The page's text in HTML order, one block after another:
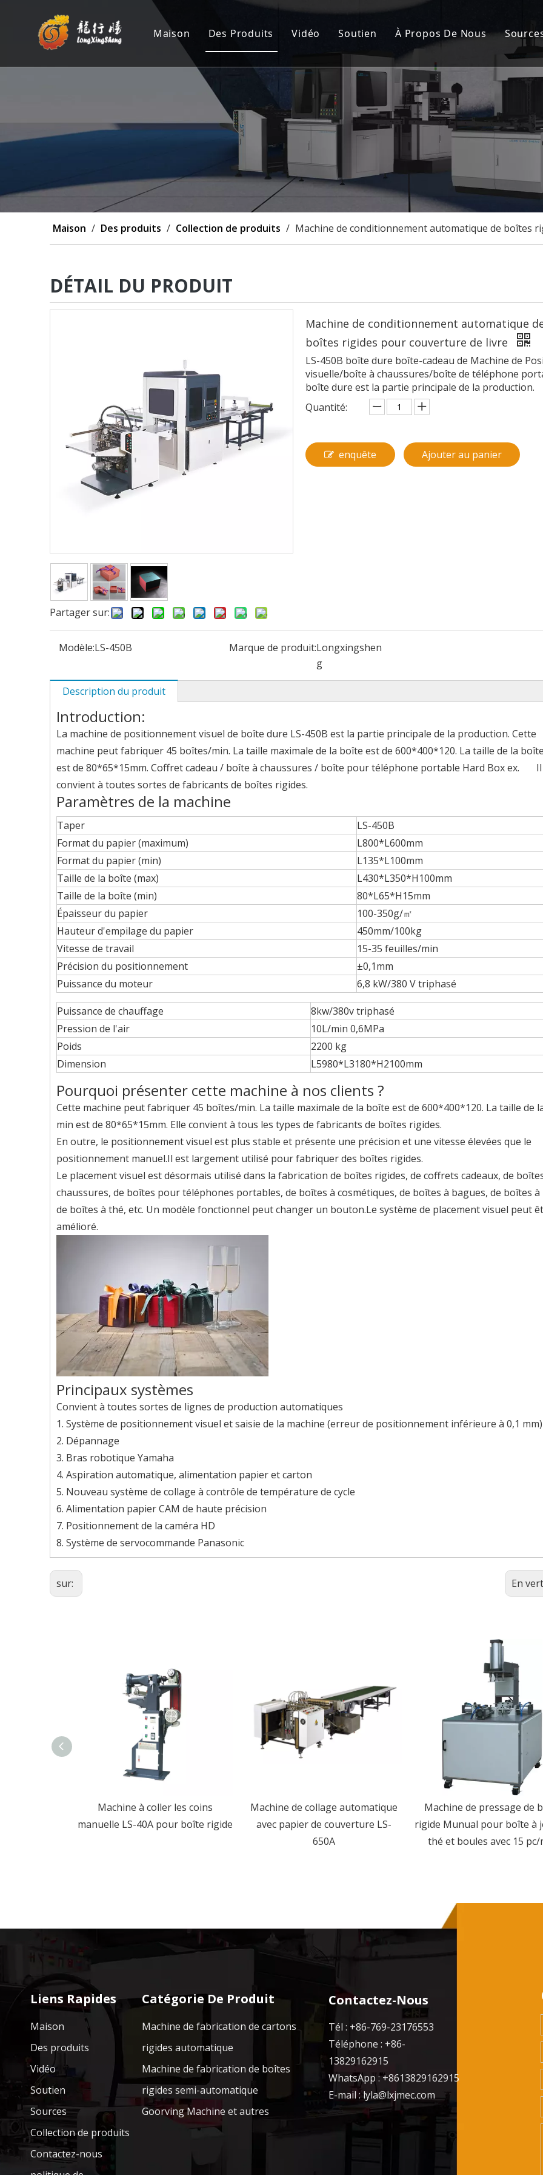
Maison
Des Produits
Machine de fabrication de cartons rigides automatique
Positionnement de la couverture rigide et de la boîte rigide
Machine de fabrication de boîtes rigides semi-automatique
Machine à rainurer
Personnalisation
Vidéo
Soutien
Service après-vente
FAQ
Cas
À Propos De Nous
Maison / Des produits / Collection de produits / Machine de conditionnement automatique de boîtes
DÉTAIL DU PRODUIT
Partager sur:
Machine de conditionnement automatique
boîtes rigides pour couverture de livre
LS-450B boîte dure boîte-cadeau de Machine de
visuelle/boîte à chaussures/boîte de téléphone
boîte dure est la partie principale de la production.
Quantité:
enquête Ajouter au panier
Modèle:LS-450B Marque de produit:Longxingshen
g
Description du produit
Introduction:
La machine de positionnement visuel de boîte dure LS-450B est la partie principale de la production. Cette
machine peut fabriquer 45 boîtes/min. La taille maximale de la boîte est de 600*400*120. La taille de la
est de 80*65*15mm. Coffret cadeau / boîte à chaussures / boîte pour téléphone portable Hard Box ex. Il
convient à toutes sortes de fabricants de boîtes rigides.
Paramètres de la machine
Taper
LS-450B
Format du papier (maximum)
L800*L600mm
Format du papier (min)
L135*L100mm
Taille de la boîte (max)
L430*L350*H100mm
Taille de la boîte (min)
80*L65*H15mm
Épaisseur du papier
100-350g/㎡
Hauteur d'empilage du papier
450mm/100kg
Vitesse de travail
15-35 feuilles/min
Précision du positionnement
±0,1mm
Puissance du moteur
6,8 kW/380 V triphasé
Puissance de chauffage
8kw/380v triphasé
Pression de l'air
10L/min 0,6MPa
Poids
2200 kg
Dimension
L5980*L3180*H2100mm
Pourquoi présenter cette machine à nos clients ?
Cette machine peut fabriquer 45 boîtes/min. La taille maximale de la boîte est de 600*400*120. La taille de
min est de 80*65*15mm. Elle convient à tous les types de fabricants de boîtes rigides.
En outre, le positionnement visuel est plus stable et présente une précision et une vitesse élevées que le
positionnement manuel.Il est largement utilisé pour fabriquer des boîtes rigides.
Le placement visuel est désormais utilisé dans la fabrication de boîtes rigides, de coffrets cadeaux, de
chaussures, de boîtes pour téléphones portables, de boîtes à cosmétiques, de boîtes à bagues, de boîtes à
de boîtes à thé, etc. Un modèle fonctionnel peut changer un bouton.Le système de placement visuel peut
amélioré.
Principaux systèmes
Convient à toutes sortes de lignes de production automatiques
1. Système de positionnement visuel et saisie de la machine (erreur de positionnement inférieure à 0,1 mm)
2. Dépannage
3. Bras robotique Yamaha
4. Aspiration automatique, alimentation papier et carton
5. Nouveau système de collage à contrôle de température de cycle
6. Alimentation papier CAM de haute précision
7. Positionnement de la caméra HD
8. Système de servocommande Panasonic
sur: En
Machine à coller les coins
manuelle LS-40A pour boîte rigide
Machine de collage automatique
avec papier de couverture LS-
650A
Machine de pressage de
rigide Munual pour boîte à
thé et boules avec 15 pc/
Liens Rapides
Maison
Des produits
Vidéo
Soutien
Sources
Collection de produits
Contactez-nous
Catégorie De Produit
Machine de fabrication de cartons
rigides automatique
Machine de fabrication de boîtes
rigides semi-automatique
Goorving Machine et autres
Contactez-Nous
Tél : +86-769-23176553
Téléphone : +86-
13829162915
WhatsApp : +8613829162915
E-mail :lyla@lxjmec.com